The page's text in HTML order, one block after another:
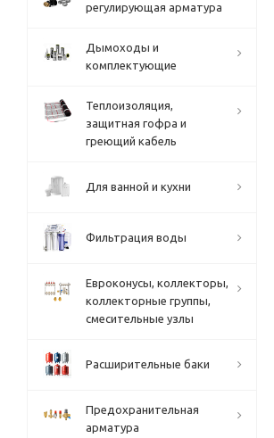
регулирующая арматура
Дымоходы и
комплектующие
Теплоизоляция,
защитная гофра и
греющий кабель
Для ванной и кухни
Фильтрация воды
Евроконусы, коллекторы,
коллекторные группы,
смесительные узлы
Расширительные баки
Предохранительная
арматура